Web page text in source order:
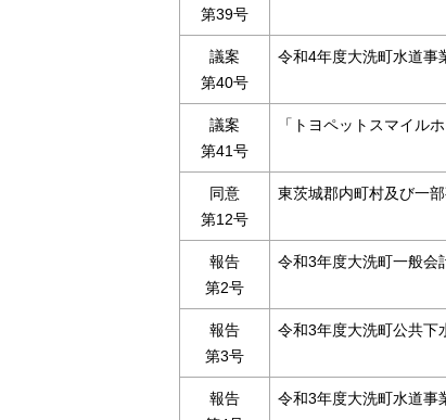
第39号
議案
第40号
令和4年度大洗町水道事
議案
第41号
「トヨペットスマイル
同意
第12号
東茨城郡内町村及び一
報告
第2号
令和3年度大洗町一般会
報告
第3号
令和3年度大洗町公共下
報告
令和3年度大洗町水道事